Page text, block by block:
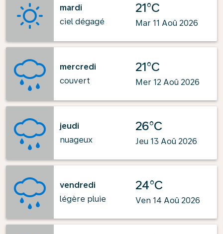
mardi
ciel dégagé
21°C
Mar 11 Aoû 2026
mercredi
couvert
21°C
Mer 12 Aoû 2026
jeudi
nuageux
26°C
Jeu 13 Aoû 2026
vendredi
légère pluie
24°C
Ven 14 Aoû 2026